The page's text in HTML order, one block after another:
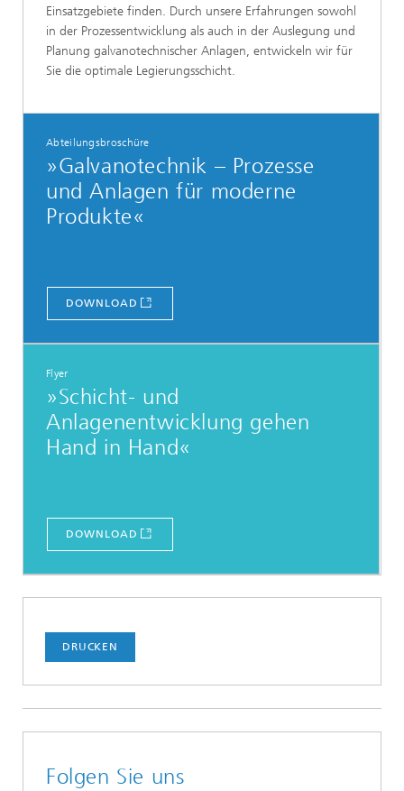
Einsatzgebiete finden. Durch unsere Erfahrungen sowohl
in der Prozessentwicklung als auch in der Auslegung und
Planung galvanotechnischer Anlagen, entwickeln wir für
Sie die optimale Legierungsschicht.
Abteilungsbroschüre
»Galvanotechnik – Prozesse
und Anlagen für moderne
Produkte«
DOWNLOAD
Flyer
»Schicht- und
Anlagenentwicklung gehen
Hand in Hand«
DOWNLOAD
DRUCKEN
Folgen Sie uns